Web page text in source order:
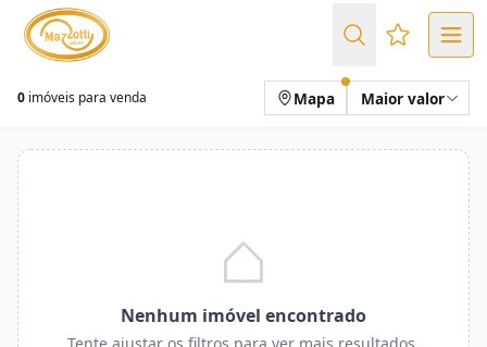
Favoritos
0 imóveis para venda Mapa Maior valor
Nenhum imóvel encontrado